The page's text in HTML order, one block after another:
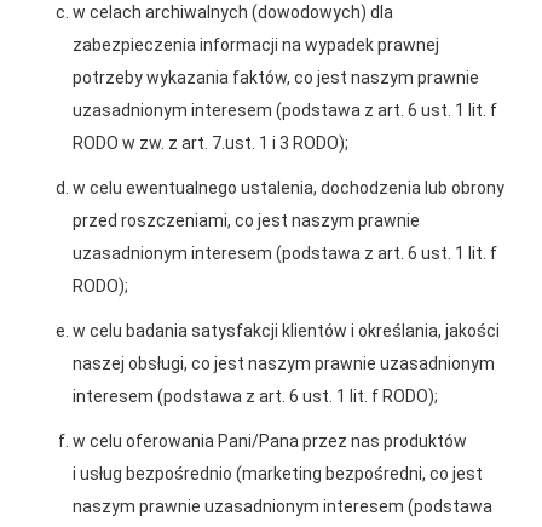
2025-12-31
Otwarcie sklepu PSB
Mrówka w Wyrzysku
w celach archiwalnych (dowodowych) dla
zabezpieczenia informacji na wypadek prawnej
potrzeby wykazania faktów, co jest naszym prawnie
uzasadnionym interesem (podstawa z art. 6 ust. 1 lit. f
RODO w zw. z art. 7.ust. 1 i 3 RODO);
w celu ewentualnego ustalenia, dochodzenia lub obrony
przed roszczeniami, co jest naszym prawnie
uzasadnionym interesem (podstawa z art. 6 ust. 1 lit. f
RODO);
w celu badania satysfakcji klientów i określania, jakości
naszej obsługi, co jest naszym prawnie uzasadnionym
interesem (podstawa z art. 6 ust. 1 lit. f RODO);
w celu oferowania Pani/Pana przez nas produktów
i usług bezpośrednio (marketing bezpośredni, co jest
naszym prawnie uzasadnionym interesem (podstawa